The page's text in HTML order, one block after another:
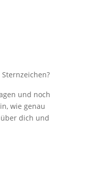
und noch
wie genau
dich und